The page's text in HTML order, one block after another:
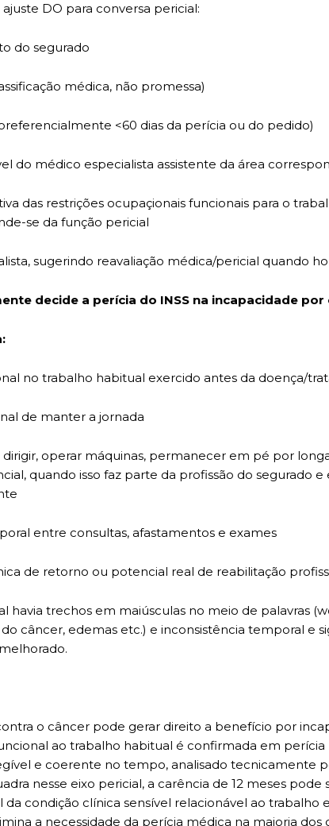
DO para conversa pericial:
do segurado
médica, não promessa)
<60 dias da perícia ou do pedido)
do médico especialista assistente da área
das restrições ocupaçionais funcionais para o
se da função pericial
sugerindo reavaliação médica/pericial quando
decide a perícia do INSS na incapacidade por
no trabalho habitual exercido antes da doença/
de manter a jornada
operar máquinas, permanecer em pé por
quando isso faz parte da profissão do segurado
entre consultas, afastamentos e exames
de retorno ou potencial real de reabilitação
havia trechos em maiúsculas no meio de palavras
câncer, edemas etc.) e inconsistência temporal e
o câncer pode gerar direito a benefício por
ao trabalho habitual é confirmada em
e coerente no tempo, analisado tecnicamente
nesse eixo pericial, a carência de 12 meses
condição clínica sensível relacionável ao trabalho
a necessidade da perícia médica na maioria